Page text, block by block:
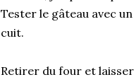
Tester le gâteau avec
cuit.
Retirer du four et